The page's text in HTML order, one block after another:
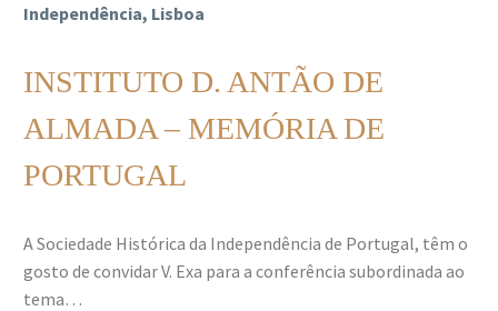
Independência, Lisboa
INSTITUTO D. ANTÃO DE
ALMADA – MEMÓRIA DE
PORTUGAL
A Sociedade Histórica da Independência de Portugal, têm o
gosto de convidar V. Exa para a conferência subordinada ao
tema…